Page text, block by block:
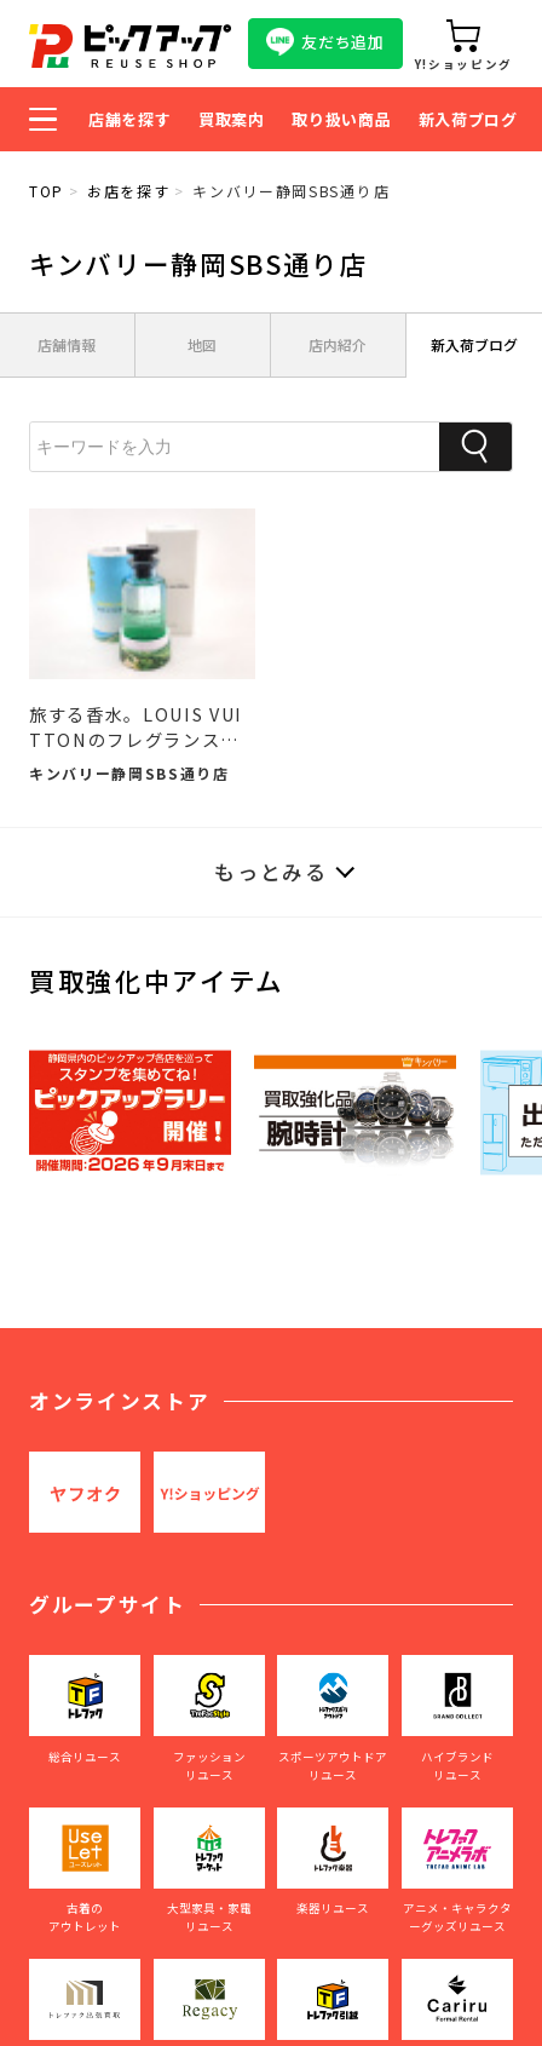
友だち追加
Y!ショッピング
店舗を探す 買取案内 取り扱い商品 新入荷ブログ
TOP お店を探す キンバリー静岡SBS通り店
キンバリー静岡SBS通り店
店舗情報 地図 店内紹介 新入荷ブログ
旅する香水。LOUIS VUI
TTONのフレグランスが
大人を...
キンバリー静岡SBS通り店
もっとみる
買取強化中アイテム
オンラインストア
グループサイト
総合リユース
ファッション
リユース
スポーツアウトドア
リユース
ハイブランド
リユース
古着の
アウトレット
大型家具・家電
リユース
楽器リユース
アニメ・キャラクタ
ーグッズリユース